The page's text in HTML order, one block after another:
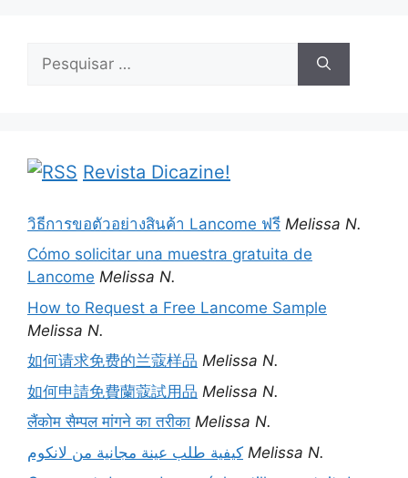
por:
Revista Dicazine!
วิธีการขอตัวอย่างสินค้า Lancome ฟรี Melissa N.
Cómo solicitar una muestra gratuita de
Lancome Melissa N.
How to Request a Free Lancome Sample
Melissa N.
如何请求免费的兰蔻样品 Melissa N.
如何申請免費蘭蔻試用品 Melissa N.
लैंकोम सैम्पल मांगने का तरीका Melissa N.
كيفية طلب عينة مجانية من لانكوم Melissa N.